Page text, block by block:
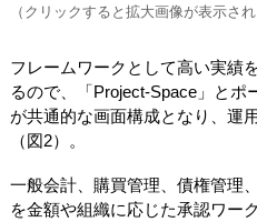
（クリックすると拡大画像が表示され
フレームワークとして高い実績
るので、「Project-Space」と
が共通的な画面構成となり、運
（図2）。
一般会計、購買管理、債権管理
を金額や組織に応じた承認ワー